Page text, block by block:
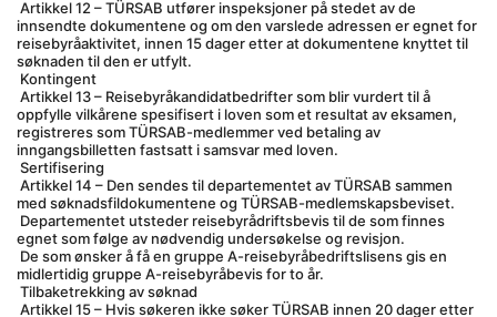
innsendte dokumentene og om den varslede adressen er egnet for
reisebyråaktivitet, innen 15 dager etter at dokumentene knyttet til
søknaden til den er utfylt.
Kontingent
oppfylle vilkårene spesifisert i loven som et resultat av eksamen,
registreres som TÜRSAB-medlemmer ved betaling av
inngangsbilletten fastsatt i samsvar med loven.
Sertifisering
med søknadsfildokumentene og TÜRSAB-medlemskapsbeviset.
egnet som følge av nødvendig undersøkelse og revisjon.
midlertidig gruppe A-reisebyråbevis for to år.
Tilbaketrekking av søknad